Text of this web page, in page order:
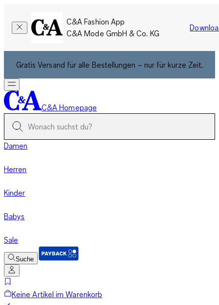
C&A Fashion App
C&A Mode GmbH & Co. KG
Gratis Versand für alle Bestellungen – nur für kurze Zeit.
C&A Homepage
Damen
Herren
Kinder
Babys
Sale
Suche
Keine Artikel im Warenkorb